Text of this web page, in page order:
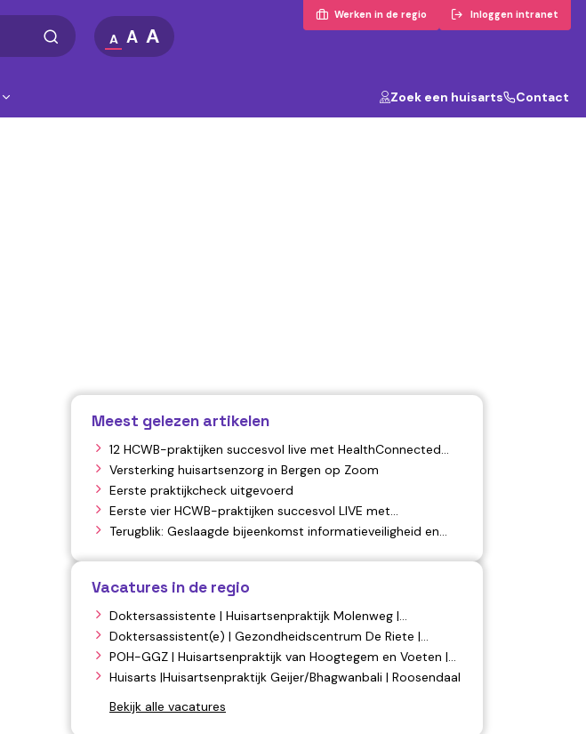
A A A
Werken in de regio Inloggen intranet
Zoek een huisarts Contact
Meest gelezen artikelen
12 HCWB-praktijken succesvol live met HealthConnected
HISVersterking huisartsenzorg in Bergen op Zoom
Eerste praktijkcheck uitgevoerd
Eerste vier HCWB-praktijken succesvol LIVE met
HealthConnected HIS
Terugblik: Geslaagde bijeenkomst informatieveiligheid en
Vacatures in de regio
Doktersassistente | Huisartsenpraktijk Molenweg |
Steenbergen
Doktersassistent(e) | Gezondheidscentrum De Riete |
Roosendaal
POH-GGZ | Huisartsenpraktijk van Hoogtegem en Voeten |
Hoogerheide
Huisarts |Huisartsenpraktijk Geijer/Bhagwanbali | Roosendaal
Bekijk alle vacatures